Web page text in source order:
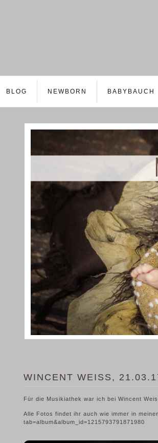
BLOG NEWBORN BABYBAUCH
WINCENT WEISS,
Für die Musikiathek war ich bei Wincent
Alle Fotos findet ihr auch wie immer in
tab=album&album_id=1215793791871980